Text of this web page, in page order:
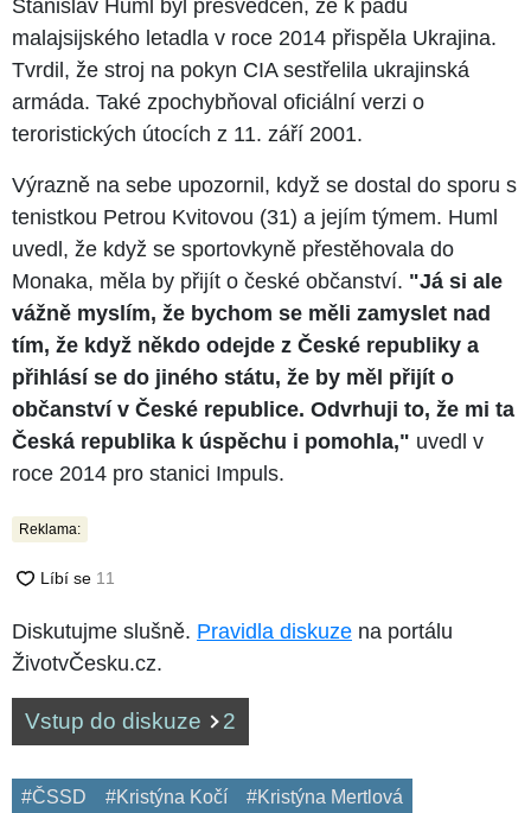
Stanislav Huml byl přesvědčen, že k pádu
malajsijského letadla v roce 2014 přispěla Ukrajina.
Tvrdil, že stroj na pokyn CIA sestřelila ukrajinská
armáda. Také zpochybňoval oficiální verzi o
teroristických útocích z 11. září 2001.
Výrazně na sebe upozornil, když se dostal do sporu s
tenistkou Petrou Kvitovou (31) a jejím týmem. Huml
uvedl, že když se sportovkyně přestěhovala do
Monaka, měla by přijít o české občanství. "Já si ale
vážně myslím, že bychom se měli zamyslet nad
tím, že když někdo odejde z České republiky a
přihlásí se do jiného státu, že by měl přijít o
občanství v České republice. Odvrhuji to, že mi ta
Česká republika k úspěchu i pomohla," uvedl v
roce 2014 pro stanici Impuls.
Reklama:
Diskutujme slušně. Pravidla diskuze na portálu
ŽivotvČesku.cz.
Vstup do diskuze 2
#ČSSD #Kristýna Kočí
#Kristýna Mertlová